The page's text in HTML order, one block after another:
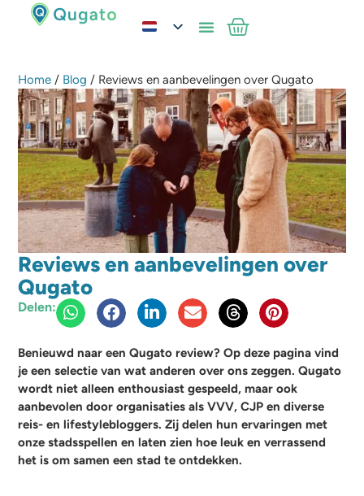
Home / Blog / Reviews en aanbevelingen over Qugato
Reviews en aanbevelingen over
Qugato
Delen:
Benieuwd naar een Qugato review? Op deze pagina vind
je een selectie van wat anderen over ons zeggen. Qugato
wordt niet alleen enthousiast gespeeld, maar ook
aanbevolen door organisaties als VVV, CJP en diverse
reis- en lifestylebloggers. Zij delen hun ervaringen met
onze stadsspellen en laten zien hoe leuk en verrassend
het is om samen een stad te ontdekken.